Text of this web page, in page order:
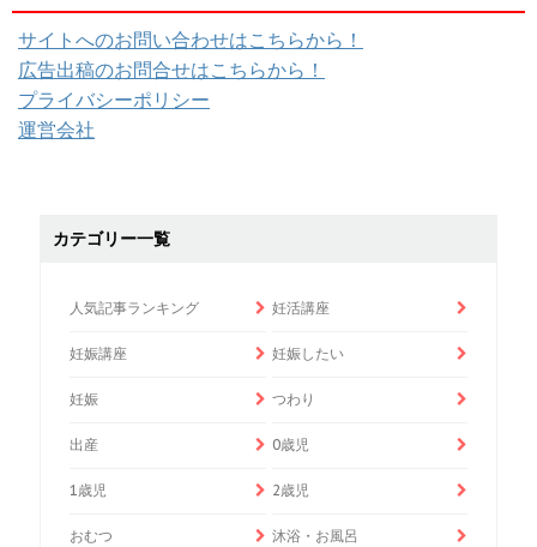
サイトへのお問い合わせはこちらから！
広告出稿のお問合せはこちらから！
プライバシーポリシー
運営会社
カテゴリー一覧
人気記事ランキング 妊活講座
妊娠講座 妊娠したい
妊娠 つわり
出産 0歳児
1歳児 2歳児
おむつ 沐浴・お風呂